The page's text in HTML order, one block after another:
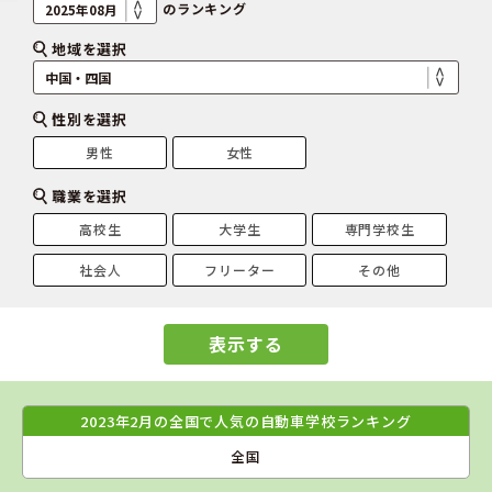
のランキング
地域を選択
性別を選択
男性 女性
職業を選択
高校生 大学生 専門学校生
社会人 フリーター その他
表示する
2023年2月の全国で人気の自動車学校ランキング
全国